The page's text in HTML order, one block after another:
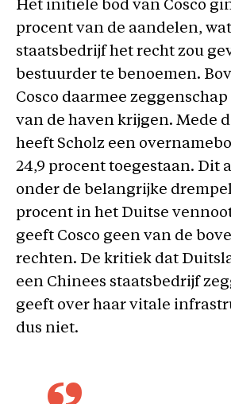
Het initiële bod van Cosco
procent van de aandelen,
staatsbedrijf het recht zou
bestuurder te benoemen.
Cosco daarmee
van de haven krijgen. Mede
heeft Scholz een
24,9 procent toegestaan. Dit
onder de belangrijke
procent in het Duitse
geeft Cosco geen van de
rechten. De kritiek dat
een Chinees staatsbedrijf
geeft over haar vitale
dus niet.